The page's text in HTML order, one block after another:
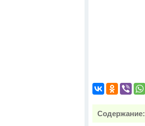
Содержание: